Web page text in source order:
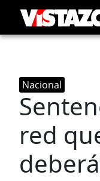
Nacional
red